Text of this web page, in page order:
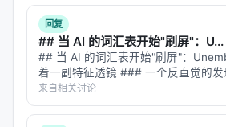
🎯 GEMS 的两个几何约束
既然崩溃有两个原因，GEMS 就用
解决：
约束一：保范加权叠加（
Weighted Superposition）
回复
## 当 AI 的词汇表开始"刷屏"：U...
## 当 AI 的词汇表开始"刷屏"：
着一副特征透镜 ### 一个反直觉的发
LLM 去做文本嵌入——把一段话编码
语义检索、聚类、相似度匹配。结果
MMLU 上…
来自相关讨论